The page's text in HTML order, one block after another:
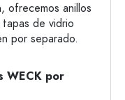
ofrecemos anillos
tapas de vidrio
por separado.
WECK por